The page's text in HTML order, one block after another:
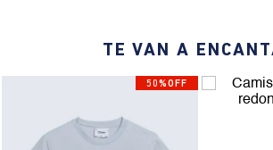
TE VAN A
50%OFF